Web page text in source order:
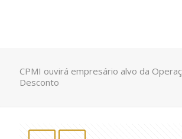
CPMI ouvirá empresário alvo da
Desconto